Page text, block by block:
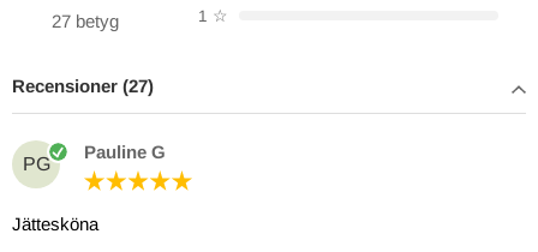
27 betyg
1 ☆
Recensioner (27)
PG
Pauline G
Jättesköna